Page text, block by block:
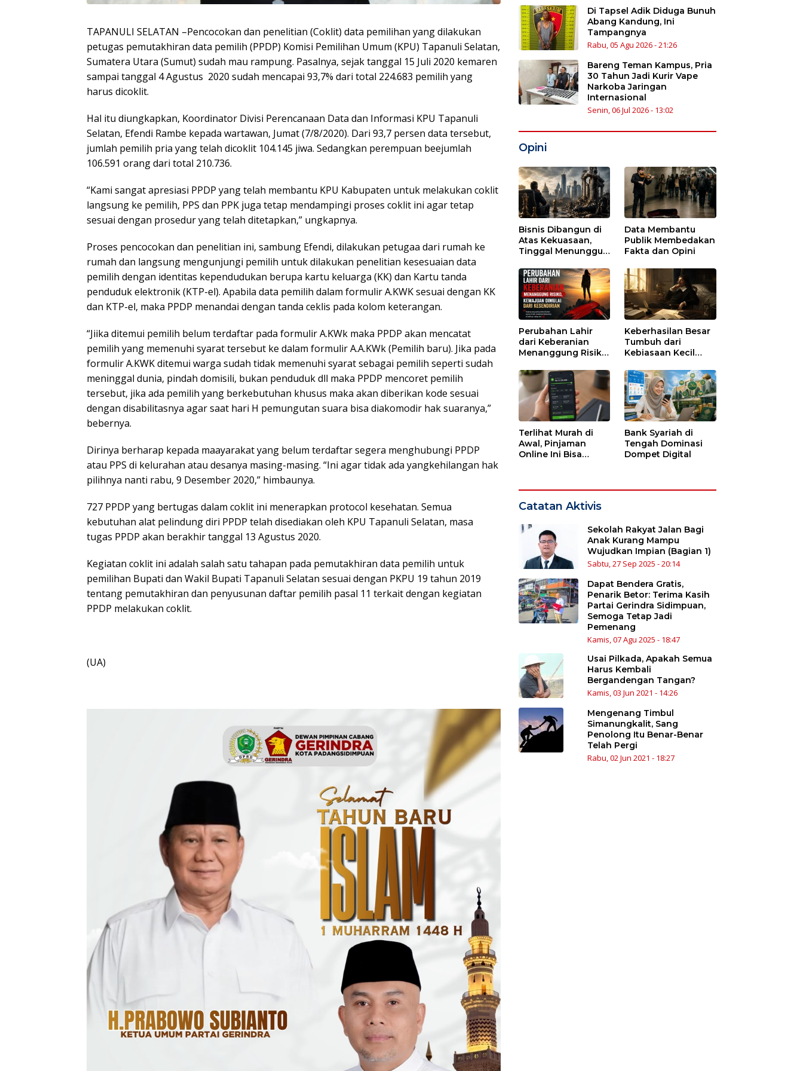
TAPANULI SELATAN –Pencocokan dan penelitian (Coklit) data pemilihan yang dilakukan
petugas pemutakhiran data pemilih (PPDP) Komisi Pemilihan Umum (KPU) Tapanuli Selatan,
Sumatera Utara (Sumut) sudah mau rampung. Pasalnya, sejak tanggal 15 Juli 2020 kemaren
sampai tanggal 4 Agustus 2020 sudah mencapai 93,7% dari total 224.683 pemilih yang
harus dicoklit.
Hal itu diungkapkan, Koordinator Divisi Perencanaan Data dan Informasi KPU Tapanuli
Selatan, Efendi Rambe kepada wartawan, Jumat (7/8/2020). Dari 93,7 persen data tersebut,
jumlah pemilih pria yang telah dicoklit 104.145 jiwa. Sedangkan perempuan beejumlah
106.591 orang dari total 210.736.
“Kami sangat apresiasi PPDP yang telah membantu KPU Kabupaten untuk melakukan coklit
langsung ke pemilih, PPS dan PPK juga tetap mendampingi proses coklit ini agar tetap
sesuai dengan prosedur yang telah ditetapkan,” ungkapnya.
Proses pencocokan dan penelitian ini, sambung Efendi, dilakukan petugaa dari rumah ke
rumah dan langsung mengunjungi pemilih untuk dilakukan penelitian kesesuaian data
pemilih dengan identitas kependudukan berupa kartu keluarga (KK) dan Kartu tanda
penduduk elektronik (KTP-el). Apabila data pemilih dalam formulir A.KWK sesuai dengan KK
dan KTP-el, maka PPDP menandai dengan tanda ceklis pada kolom keterangan.
“Jiika ditemui pemilih belum terdaftar pada formulir A.KWk maka PPDP akan mencatat
pemilih yang memenuhi syarat tersebut ke dalam formulir A.A.KWk (Pemilih baru). Jika pada
formulir A.KWK ditemui warga sudah tidak memenuhi syarat sebagai pemilih seperti sudah
meninggal dunia, pindah domisili, bukan penduduk dll maka PPDP mencoret pemilih
tersebut, jika ada pemilih yang berkebutuhan khusus maka akan diberikan kode sesuai
dengan disabilitasnya agar saat hari H pemungutan suara bisa diakomodir hak suaranya,”
bebernya.
Dirinya berharap kepada maayarakat yang belum terdaftar segera menghubungi PPDP
atau PPS di kelurahan atau desanya masing-masing. “Ini agar tidak ada yangkehilangan hak
pilihnya nanti rabu, 9 Desember 2020,” himbaunya.
727 PPDP yang bertugas dalam coklit ini menerapkan protocol kesehatan. Semua
kebutuhan alat pelindung diri PPDP telah disediakan oleh KPU Tapanuli Selatan, masa
tugas PPDP akan berakhir tanggal 13 Agustus 2020.
Kegiatan coklit ini adalah salah satu tahapan pada pemutakhiran data pemilih untuk
pemilihan Bupati dan Wakil Bupati Tapanuli Selatan sesuai dengan PKPU 19 tahun 2019
tentang pemutakhiran dan penyusunan daftar pemilih pasal 11 terkait dengan kegiatan
PPDP melakukan coklit.
(UA)
Di Tapsel Adik Diduga Bunuh
Abang Kandung, Ini
Tampangnya
Rabu, 05 Agu 2026 - 21:26
Bareng Teman Kampus, Pria
30 Tahun Jadi Kurir Vape
Narkoba Jaringan
Internasional
Senin, 06 Jul 2026 - 13:02
Opini
Bisnis Dibangun di
Atas Kekuasaan,
Tinggal Menunggu
Data Membantu
Publik Membedakan
Fakta dan Opini
Perubahan Lahir
dari Keberanian
Menanggung Risiko,
dari Kesendirian
Keberhasilan Besar
Tumbuh dari
Kebiasaan Kecil
dengan Sabar
Terlihat Murah di
Awal, Pinjaman
Online Ini Bisa
Bank Syariah di
Tengah Dominasi
Dompet Digital
Catatan Aktivis
Sekolah Rakyat Jalan Bagi
Anak Kurang Mampu
Wujudkan Impian (Bagian 1)
Sabtu, 27 Sep 2025 - 20:14
Dapat Bendera Gratis,
Penarik Betor: Terima Kasih
Partai Gerindra Sidimpuan,
Semoga Tetap Jadi
Pemenang
Kamis, 07 Agu 2025 - 18:47
Usai Pilkada, Apakah Semua
Harus Kembali
Bergandengan Tangan?
Kamis, 03 Jun 2021 - 14:26
Mengenang Timbul
Simanungkalit, Sang
Penolong Itu Benar-Benar
Telah Pergi
Rabu, 02 Jun 2021 - 18:27